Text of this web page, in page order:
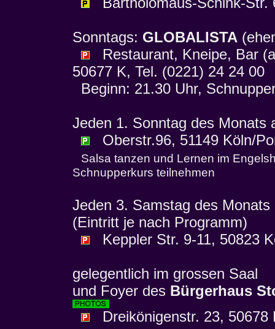
Sonntags: GLOBALISTA
Restaurant, Kneipe, Bar
50677 K, Tel. (0221) 24 24 00
Beginn: 21.30 Uhr,
Jeden 1. Sonntag des Monats
Oberstr.96, 51149 Köln/
Salsa tanzen und Lernen im
Schnupperkurs teilnehmen
Jeden 3. Samstag des
(Eintritt je nach Programm)
Keppler Str. 9-11, 50823
gelegentlich im grossen Saal
und Foyer des Bürgerhaus
Dreikönigenstr. 23, 50678